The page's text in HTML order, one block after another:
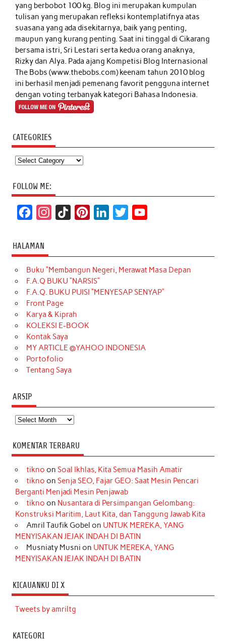
yang berbobot 100 kg. Blog ini merupakan kumpulan
tulisan yang merupakan refleksi kontemplatifnya atas
suasana yang ada disekitarnya, baik yang penting,
maupun yang kurang penting. Saat ini tinggal di Cikarang
bersama istri, Sri Lestari serta kedua orang anaknya,
Rizky dan Alya. Pada ajang Kompetisi Blog Internasional
The Bobs (www.thebobs.com) keenam tahun 2010 blog
ini berhasil menjadi pemenang favorit pengguna internet
dengan voting terbanyak kategori Bahasa Indonesia.
CATEGORIES
Categories
FOLLOW ME:
c
e
b
o
o
k
t
a
g
r
a
m
T
o
k
t
e
r
k
e
d
t
t
e
T
u
b
HALAMAN
Buku “Membangun Negeri, Merawat Masa Depan
F.A.Q BUKU “NARSIS”
F.A.Q. BUKU PUISI “MENYESAP SENYAP”
Front Page
Karya & Kiprah
KOLEKSI E-BOOK
Kontak Saya
MY ARTICLE @YAHOO INDONESIA
Portofolio
Tentang Saya
ARSIP
Arsip
KOMENTAR TERBARU
tikno on Soal Ikhlas, Kita Semua Masih Amatir
tikno on Senja SEO, Fajar GEO: Saat Mesin Pencari
Berganti Menjadi Mesin Penjawab
tikno on Nusantara di Persimpangan Gelombang:
Konstruksi Maritim, Laut Kita, dan Tanggung Jawab Kita
Amril Taufik Gobel on UNTUK MEREKA, YANG
MENYISAKAN JEJAK INDAH DI BATIN
Musniaty Musni on UNTUK MEREKA, YANG
MENYISAKAN JEJAK INDAH DI BATIN
KICAUANKU DI X
Tweets by amriltg
KATEGORI